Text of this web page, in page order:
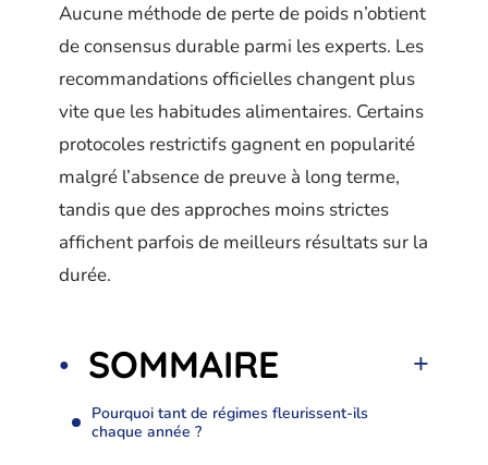
Aucune méthode de perte de poids n’obtient
de consensus durable parmi les experts. Les
recommandations officielles changent plus
vite que les habitudes alimentaires. Certains
protocoles restrictifs gagnent en popularité
malgré l’absence de preuve à long terme,
tandis que des approches moins strictes
affichent parfois de meilleurs résultats sur la
durée.
SOMMAIRE
Pourquoi tant de régimes fleurissent-ils
chaque année ?